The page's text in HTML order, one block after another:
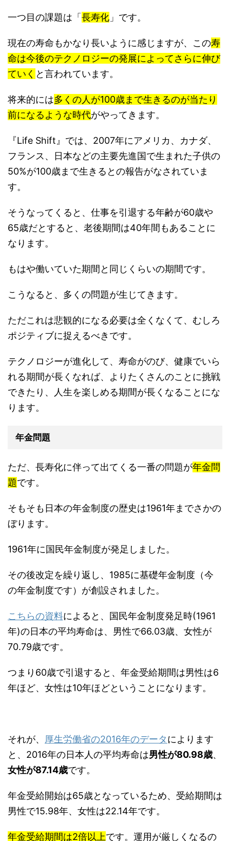
一つ目の課題は「 長寿化 」です。
現在の寿命もかなり長いように感じますが、この寿
命は今後のテクノロジーの発展によってさらに伸び
ていく と言われています。
将来的には多くの人が100歳まで生きるのが当たり
前になるような時代がやってきます。
『Life Shift』では、2007年にアメリカ、カナダ、
フランス、日本などの主要先進国で生まれた子供の
50%が100歳まで生きるとの報告がなされていま
す。
そうなってくると、仕事を引退する年齢が60歳や
65歳だとすると、老後期間は40年間もあることに
なります。
もはや働いていた期間と同じくらいの期間です。
こうなると、多くの問題が生じてきます。
ただこれは悲観的になる必要は全くなくて、むしろ
ポジティブに捉えるべきです。
テクノロジーが進化して、寿命がのび、健康でいら
れる期間が長くなれば、よりたくさんのことに挑戦
できたり、人生を楽しめる期間が長くなることにな
ります。
年金問題
ただ、長寿化に伴って出てくる一番の問題が年金問
題です。
そもそも日本の年金制度の歴史は1961年までさかの
ぼります。
1961年に国民年金制度が発足しました。
その後改定を繰り返し、1985に基礎年金制度（今
の年金制度です）が創設されました。
こちらの資料によると、国民年金制度発足時(1961
年)の日本の平均寿命は、男性で66.03歳、女性が
70.79歳です。
つまり60歳で引退すると、年金受給期間は男性は6
年ほど、女性は10年ほどということになります。
それが、 厚生労働省の2016年のデータによります
と、2016年の日本人の平均寿命は男性が80.98歳、
女性が87.14歳です。
年金受給開始は65歳となっているため、受給期間は
男性で15.98年、女性は22.14年です。
年金受給期間は2倍以上です。運用が厳しくなるの